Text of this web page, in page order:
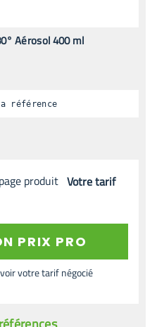
Aérosol 400 ml
référence
Votre tarif
PRIX PRO
votre tarif négocié